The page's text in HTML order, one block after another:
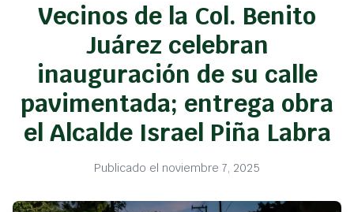
Vecinos de la Col. Benito
Juárez celebran
inauguración de su calle
pavimentada; entrega obra
el Alcalde Israel Piña Labra
Publicado el noviembre 7, 2025